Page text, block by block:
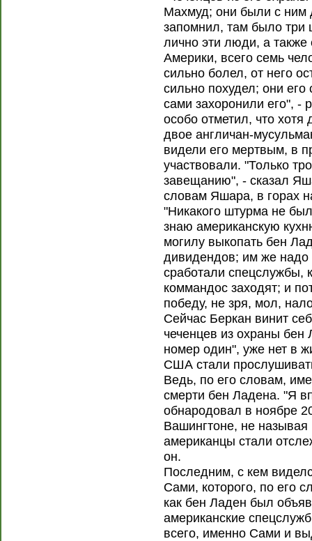
Махмуд; они были с ним
запомнил, там было три
лично эти люди, а
Америки, всего семь
сильно болел, от него
сильно похудел; они
сами захоронили его", -
особо отметил, что
двое англичан-
видели его мертвым, в
участвовали. "Только
завещанию", - сказал
словам Яшара, в горах
"Никакого штурма не
знаю американскую
могилу выкопать бен
дивидендов; им же надо
сработали спецслужбы,
коммандос заходят; и
победу, не зря, мол,
Сейчас Беркан винит
чеченцев из охраны бен
номер один", уже нет в
США стали
Ведь, по его словам,
смерти бен Ладена. "Я
обнародовал в ноябре
Вашингтоне, не называя
американцы стали
он.
Последним, с кем
Сами, которого, по его
как бен Ладен был
американские
всего, именно Сами и